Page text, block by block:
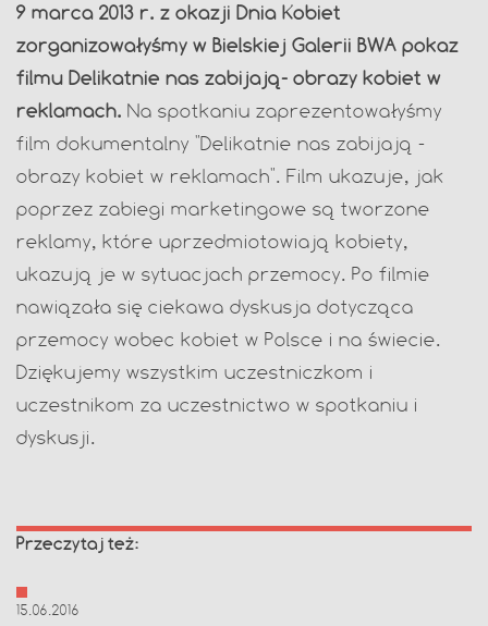
9 marca 2013 r. z okazji Dnia Kobiet
zorganizowałyśmy w Bielskiej Galerii BWA pokaz
filmu Delikatnie nas zabijają- obrazy kobiet w
reklamach. Na spotkaniu zaprezentowałyśmy
film dokumentalny "Delikatnie nas zabijają -
obrazy kobiet w reklamach". Film ukazuje, jak
poprzez zabiegi marketingowe są tworzone
reklamy, które uprzedmiotowiają kobiety,
ukazują je w sytuacjach przemocy. Po filmie
nawiązała się ciekawa dyskusja dotycząca
przemocy wobec kobiet w Polsce i na świecie.
Dziękujemy wszystkim uczestniczkom i
uczestnikom za uczestnictwo w spotkaniu i
dyskusji.
Przeczytaj też:
15.06.2016